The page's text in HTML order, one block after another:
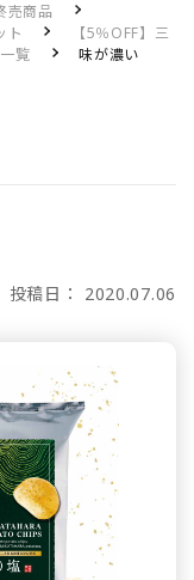
売商品
ト
【5％OFF】三
覧
味が濃い
投稿日： 2020.07.06